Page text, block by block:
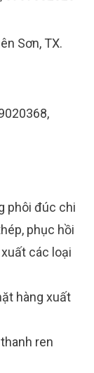
Sơn, TX.
phôi đúc chi
phục hồi
các loại
hàng xuất
ren